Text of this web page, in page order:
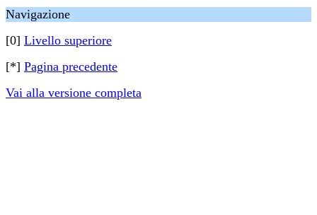
Navigazione
[0] Livello superiore
[*] Pagina precedente
Vai alla versione completa